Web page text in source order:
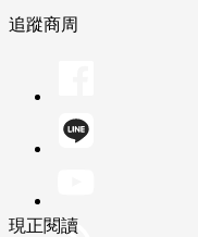
追蹤商周
現正閱讀